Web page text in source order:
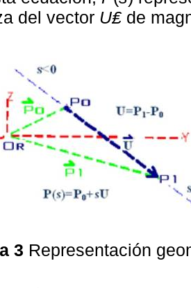
del vector U₤de
3 Representación